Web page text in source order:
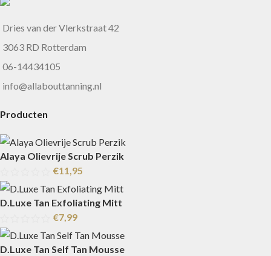
Dries van der Vlerkstraat 42
3063 RD Rotterdam
06-14434105
info@allabouttanning.nl
Producten
Alaya Olievrije Scrub Perzik
€11,95
D.Luxe Tan Exfoliating Mitt
€7,99
D.Luxe Tan Self Tan Mousse